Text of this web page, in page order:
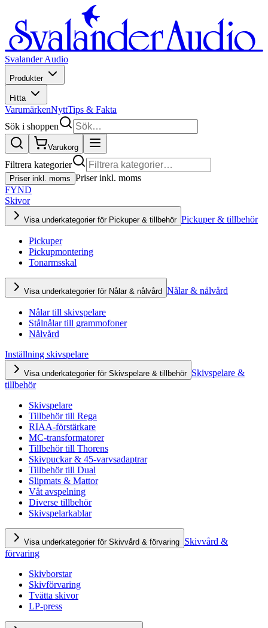
Svalander Audio
Produkter
Hitta
VarumärkenNyttTips & Fakta
Sök i shoppen
Varukorg
Filtrera kategorier
Priser inkl. moms Priser inkl. moms
FYND
Skivor
Visa underkategorier för Pickuper & tillbehör Pickuper & tillbehör
Pickuper
Pickupmontering
Tonarmsskal
Visa underkategorier för Nålar & nålvård Nålar & nålvård
Nålar till skivspelare
Stålnålar till grammofoner
Nålvård
Inställning skivspelare
Visa underkategorier för Skivspelare & tillbehör Skivspelare &
tillbehör
Skivspelare
Tillbehör till Rega
RIAA-förstärkare
MC-transformatorer
Tillbehör till Thorens
Skivpuckar & 45-varvsadaptrar
Tillbehör till Dual
Slipmats & Mattor
Våt avspelning
Diverse tillbehör
Skivspelarkablar
Visa underkategorier för Skivvård & förvaring Skivvård &
förvaring
Skivborstar
Skivförvaring
Tvätta skivor
LP-press